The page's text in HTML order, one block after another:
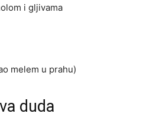
i gljivama
melem u prahu)
duda